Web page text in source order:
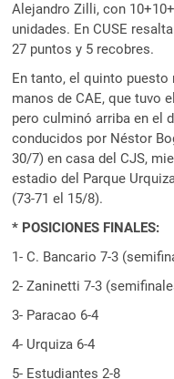
Alejandro Zilli, con
unidades. En CUSE
27 puntos y 5 recobres.
En tanto, el quinto
manos de CAE, que tuvo
pero culminó arriba en el
conducidos por Néstor
30/7) en casa del CJS,
estadio del Parque
(73-71 el 15/8).
* POSICIONES FINALES:
1- C. Bancario 7-3
2- Zaninetti 7-3
3- Paracao 6-4
4- Urquiza 6-4
5- Estudiantes 2-8